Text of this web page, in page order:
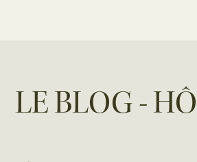
LE BLOG -